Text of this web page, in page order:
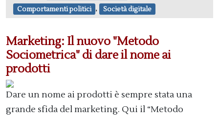
Comportamenti politici , Società digitale
Marketing: Il nuovo "Metodo
Sociometrica" di dare il nome ai
prodotti
Dare un nome ai prodotti è sempre stata una
grande sfida del marketing. Qui il “Metodo